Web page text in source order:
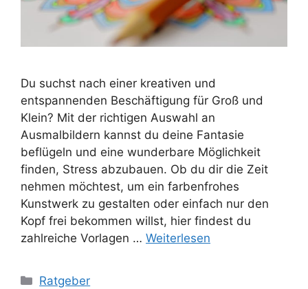
Du suchst nach einer kreativen und
entspannenden Beschäftigung für Groß und
Klein? Mit der richtigen Auswahl an
Ausmalbildern kannst du deine Fantasie
beflügeln und eine wunderbare Möglichkeit
finden, Stress abzubauen. Ob du dir die Zeit
nehmen möchtest, um ein farbenfrohes
Kunstwerk zu gestalten oder einfach nur den
Kopf frei bekommen willst, hier findest du
zahlreiche Vorlagen … Weiterlesen
Kategorien
Ratgeber